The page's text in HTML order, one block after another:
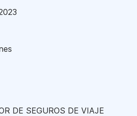
DE SEGUROS DE VIAJE